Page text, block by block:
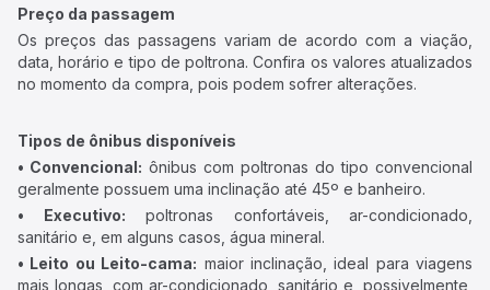
Preço da passagem
Os preços das passagens variam de acordo com a viação,
data, horário e tipo de poltrona. Confira os valores atualizados
no momento da compra, pois podem sofrer alterações.
Tipos de ônibus disponíveis
• Convencional: ônibus com poltronas do tipo convencional
geralmente possuem uma inclinação até 45º e banheiro.
• Executivo: poltronas confortáveis, ar-condicionado,
sanitário e, em alguns casos, água mineral.
• Leito ou Leito-cama: maior inclinação, ideal para viagens
mais longas, com ar-condicionado, sanitário e, possivelmente,